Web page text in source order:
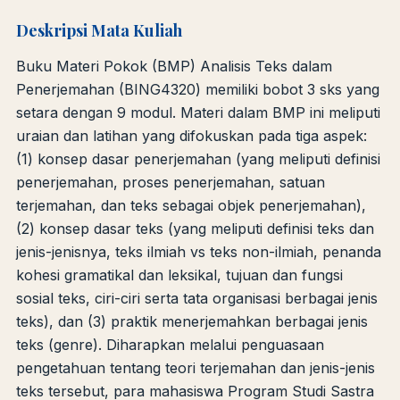
Deskripsi Mata Kuliah
Buku Materi Pokok (BMP) Analisis Teks dalam
Penerjemahan (BING4320) memiliki bobot 3 sks yang
setara dengan 9 modul. Materi dalam BMP ini meliputi
uraian dan latihan yang difokuskan pada tiga aspek:
(1) konsep dasar penerjemahan (yang meliputi definisi
penerjemahan, proses penerjemahan, satuan
terjemahan, dan teks sebagai objek penerjemahan),
(2) konsep dasar teks (yang meliputi definisi teks dan
jenis-jenisnya, teks ilmiah vs teks non-ilmiah, penanda
kohesi gramatikal dan leksikal, tujuan dan fungsi
sosial teks, ciri-ciri serta tata organisasi berbagai jenis
teks), dan (3) praktik menerjemahkan berbagai jenis
teks (genre). Diharapkan melalui penguasaan
pengetahuan tentang teori terjemahan dan jenis-jenis
teks tersebut, para mahasiswa Program Studi Sastra